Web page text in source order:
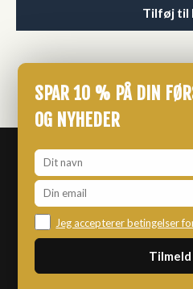
Tilføj til
SPAR 10 % PÅ DIN
OG NYHEDER
Jeg accepterer betingelser